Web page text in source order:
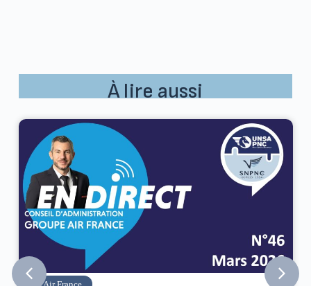
À lire aussi